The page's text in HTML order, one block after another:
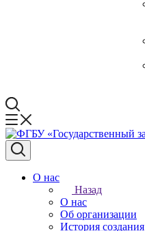
О нас
Назад
О нас
Об организации
История создания